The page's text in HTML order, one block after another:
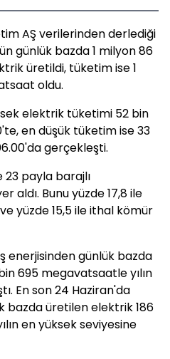
AŞ verilerinden derlediği
günlük bazda 1 milyon 86
üretildi, tüketim ise 1
oldu.
elektrik tüketimi 52 bin
en düşük tüketim ise 33
gerçekleşti.
23 payla barajlı
aldı. Bunu yüzde 17,8 ile
yüzde 15,5 ile ithal kömür
enerjisinden günlük bazda
695 megavatsaatle yılın
En son 24 Haziran'da
bazda üretilen elektrik 186
en yüksek seviyesine